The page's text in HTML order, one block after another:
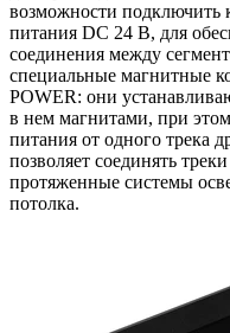
возможности подключить
питания DC 24 В, для
соединения между
специальные магнитные
POWER: они
в нем магнитами, при
питания от одного трека
позволяет соединять
протяженные системы
потолка.